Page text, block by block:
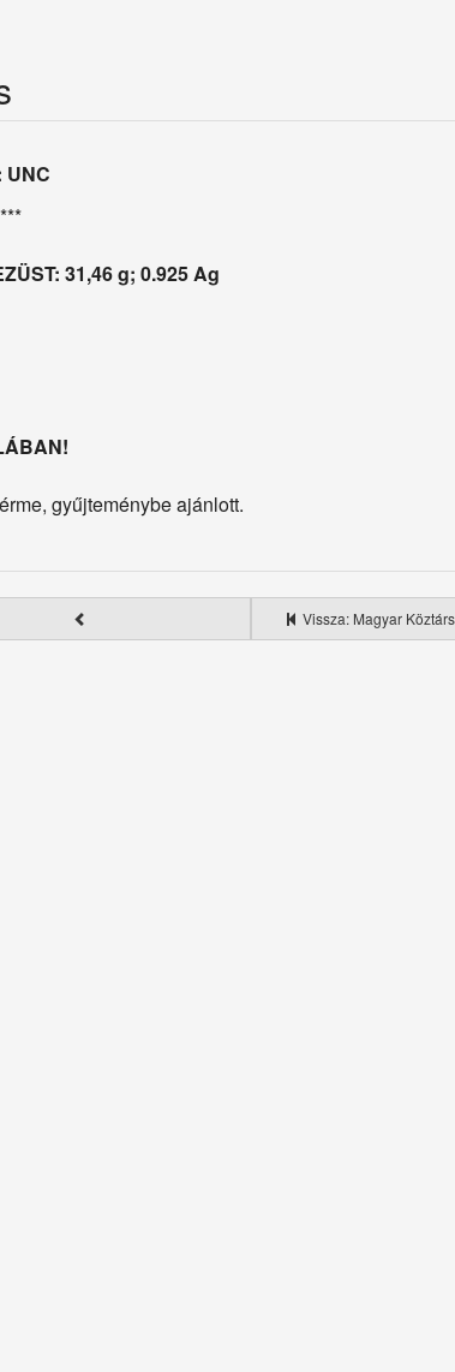
UNC
31,46 g; 0.925 Ag
gyűjteménybe ajánlott.
Vissza: Magyar